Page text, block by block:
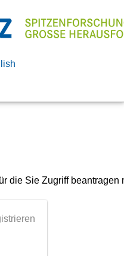
die Sie Zugriff beantragen